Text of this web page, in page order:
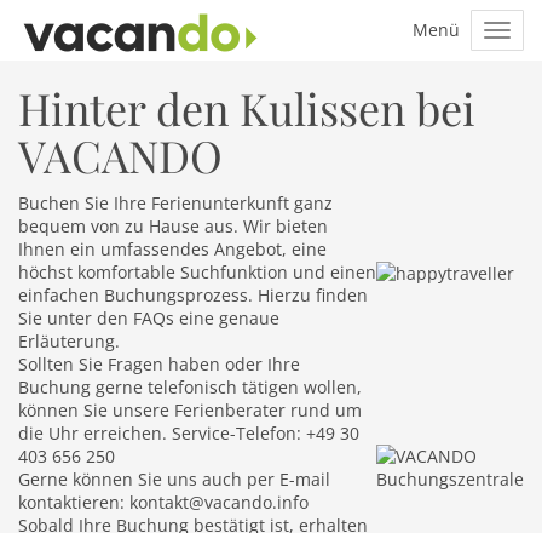
Hinter den Kulissen bei
VACANDO
Buchen Sie Ihre Ferienunterkunft ganz
bequem von zu Hause aus. Wir bieten
Ihnen ein umfassendes Angebot, eine
höchst komfortable Suchfunktion und einen
einfachen Buchungsprozess. Hierzu finden
Sie unter den FAQs eine genaue
Erläuterung.
Sollten Sie Fragen haben oder Ihre
Buchung gerne telefonisch tätigen wollen,
können Sie unsere Ferienberater rund um
die Uhr erreichen. Service-Telefon: +49 30
403 656 250
Gerne können Sie uns auch per E-mail
kontaktieren: kontakt@vacando.info
Sobald Ihre Buchung bestätigt ist, erhalten